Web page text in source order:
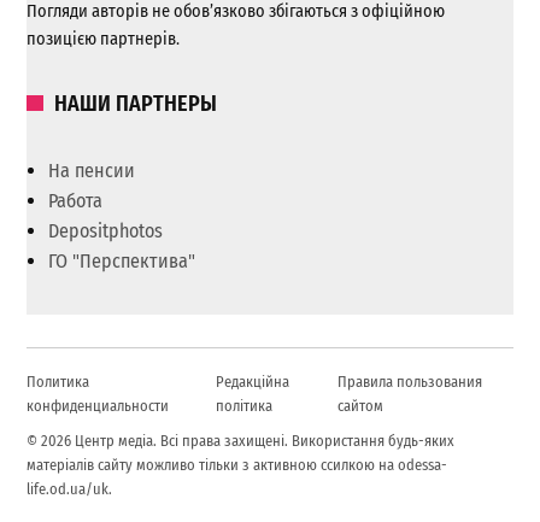
Погляди авторів не обов’язково збігаються з офіційною
позицією партнерів.
НАШИ ПАРТНЕРЫ
На пенсии
Работа
Depositphotos
ГО "Перспектива"
Политика
конфиденциальности
Редакційна
політика
Правила пользования
сайтом
© 2026 Центр медіа. Всі права захищені. Використання будь-яких
матеріалів сайту можливо тільки з активною ссилкою на odessa-
life.od.ua/uk.